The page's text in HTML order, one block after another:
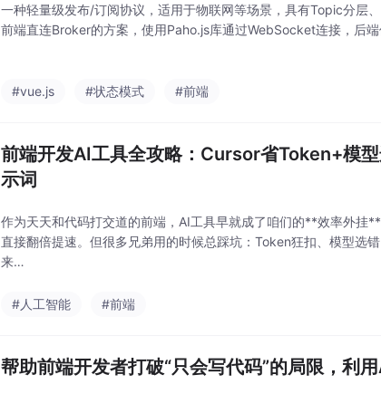
一种轻量级发布/订阅协议，适用于物联网等场景，具有Topic分层
前端直连Broker的方案，使用Paho.js库通过WebSocket连接，后
#vue.js #状态模式 #前端
前端开发AI工具全攻略：Cursor省Token+模
示词
作为天天和代码打交道的前端，AI工具早就成了咱们的**效率外挂
直接翻倍提速。但很多兄弟用的时候总踩坑：Token狂扣、模型选
来…
#人工智能 #前端
帮助前端开发者打破“只会写代码”的局限，利